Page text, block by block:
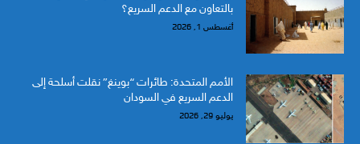
بالتعاون مع الدعم السريع؟
أغسطس 1, 2026
الأمم المتحدة: طائرات “بوينغ” نقلت أسلحة إلى
الدعم السريع في السودان
يوليو 29, 2026